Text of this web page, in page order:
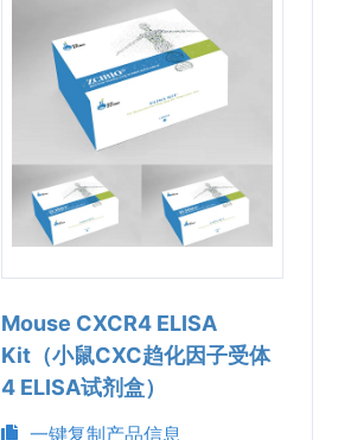
Mouse CXCR4 ELISA
Kit（小鼠CXC趋化因子受体
4 ELISA试剂盒）
一键复制产品信息